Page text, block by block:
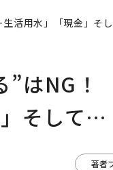
活用水」「現金」そ
”はNG
そして…
著者